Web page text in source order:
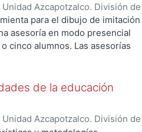
Azcapotzalco. División de
Procesos y Técnicas de
;Solís García, Arturo
para el dibujo de imitación
asesoría en modo presencial
cinco alumnos. Las asesorías
mejor de las habilidades de
de la educación
Azcapotzalco. División de